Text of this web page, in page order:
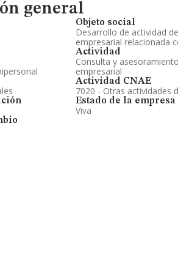
general
Objeto social
Desarrollo de actividad
empresarial relacionada
Actividad
Consulta y
empresarial
Actividad CNAE
7020 - Otras actividades
Estado de la empresa
Viva